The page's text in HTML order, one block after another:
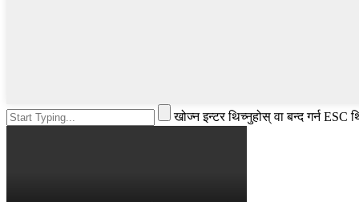
खोज्न इन्टर थिच्नुहोस् वा बन्द गर्न ESC